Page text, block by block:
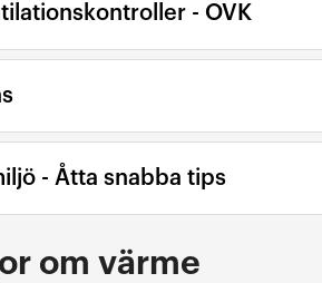
- OVK
- Åtta snabba tips
om värme